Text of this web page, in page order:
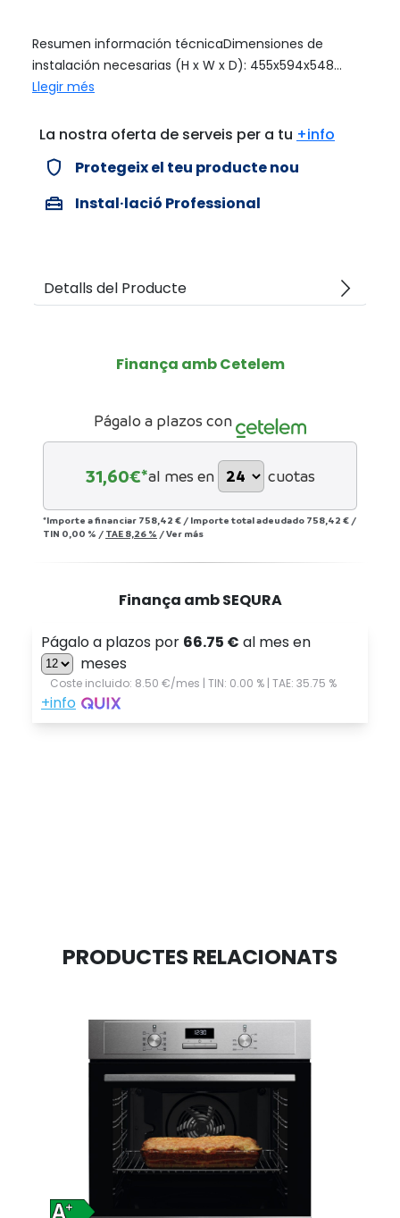
Resumen información técnicaDimensiones de
instalación necesarias (H x W x D): 455x594x548...
Llegir més
La nostra oferta de serveis per a tu +info
verified_user Protegeix el teu producte nou
home_repair_service Instal·lació Professional
Detalls del Producte arrow_forward_ios
Finança amb Cetelem
Págalo a plazos con
31,60€*al mes en cuotas
*Importe a financiar 758,42 € / Importe total adeudado 758,42 € /
TIN 0,00 % / TAE 8,26 % /Ver más
Finança amb SEQURA
PRODUCTES RELACIONATS